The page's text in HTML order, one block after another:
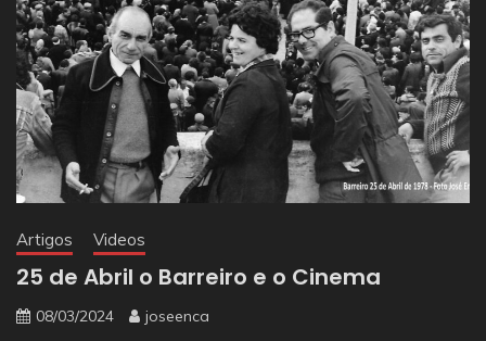
Artigos Videos
25 de Abril o Barreiro e o Cinema
08/03/2024 joseenca